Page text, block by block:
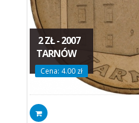
2 ZŁ - 2007
TARNÓW
Cena: 4.00 zł